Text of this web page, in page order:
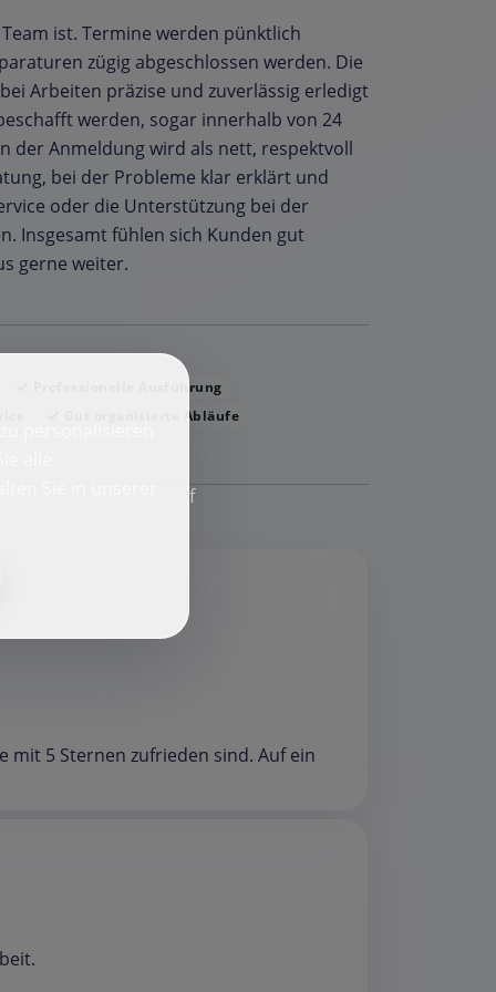
ist. Termine werden pünktlich
zügig abgeschlossen werden. Die
Arbeiten präzise und zuverlässig erledigt
werden, sogar innerhalb von 24
der Anmeldung wird als nett, respektvoll
bei der Probleme klar erklärt und
oder die Unterstützung bei der
Insgesamt fühlen sich Kunden gut
gerne weiter.
Professionelle Ausführung
Gut organisierte Abläufe
mit 5 Sternen zufrieden sind. Auf ein
personalisieren
alle
f